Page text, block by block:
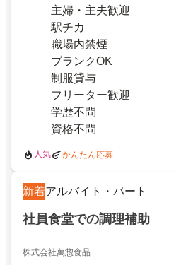
主婦・主夫歓迎
駅チカ
職場内禁煙
ブランクOK
制服貸与
フリーター歓迎
学歴不問
資格不問
人気 かんたん応募
新着アルバイト・パート
社員食堂での調理補助
株式会社萬惣食品